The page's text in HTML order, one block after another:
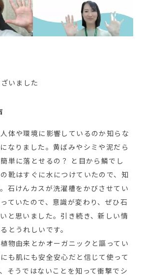
いました
体や環境に影響しているのか知らな
なりました。黄ばみやシミや泥だら
単に落とせるの？ と目から鱗でし
靴はすぐに水につけていたので、知
石けんカスが洗濯槽をかびさせてい
ていたので、意識が変わり、ぜひ石
と思いました。引き続き、新しい情
とうれしいです。
物由来とかオーガニックと謳ってい
も肌にも安全安心だと信じて使って
そうではないことを知って衝撃でシ